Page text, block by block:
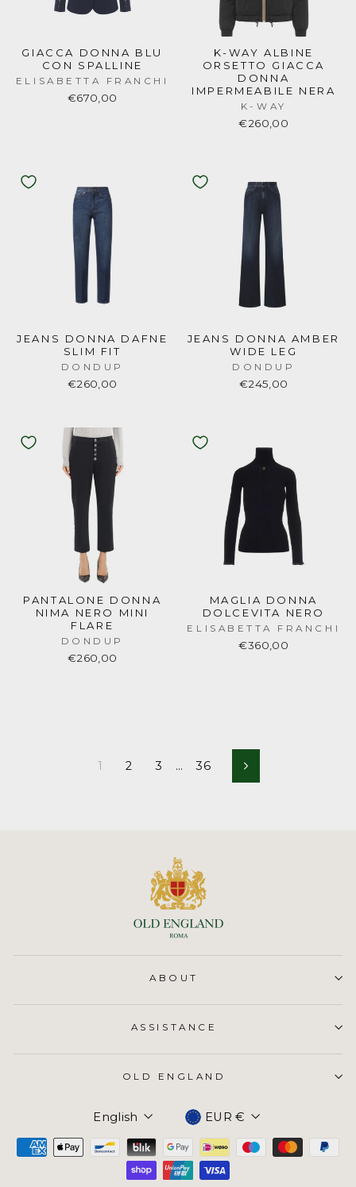
GIACCA DONNA BLU
CON SPALLINE
ELISABETTA FRANCHI
€670,00
K-WAY ALBINE
ORSETTO GIACCA
DONNA
IMPERMEABILE NERA
K-WAY
€260,00
JEANS DONNA DAFNE
SLIM FIT
DONDUP
€260,00
JEANS DONNA AMBER
WIDE LEG
DONDUP
€245,00
PANTALONE DONNA
NIMA NERO MINI
FLARE
DONDUP
€260,00
MAGLIA DONNA
DOLCEVITA NERO
ELISABETTA FRANCHI
€360,00
1 2 3 … 36 Next
ABOUT
ASSISTANCE
OLD ENGLAND
English Currency
EUR €